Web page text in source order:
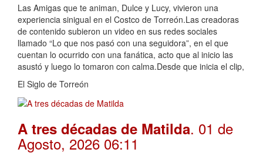
Las Amigas que te animan, Dulce y Lucy, vivieron una
experiencia sinigual en el Costco de Torreón.Las creadoras
de contenido subieron un video en sus redes sociales
llamado “Lo que nos pasó con una seguidora”, en el que
cuentan lo ocurrido con una fanática, acto que al inicio las
asustó y luego lo tomaron con calma.Desde que inicia el clip,
El Siglo de Torreón
A tres décadas de Matilda. 01 de
Agosto, 2026 06:11